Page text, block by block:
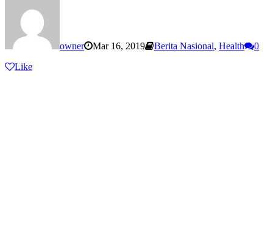
owner Mar 16, 2019 Berita Nasional, Health
0
Like